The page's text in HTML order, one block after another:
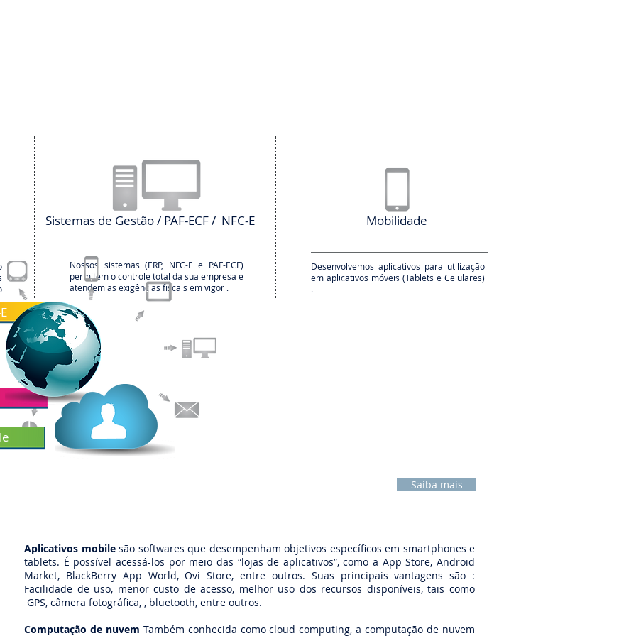
Sistemas de Gestão / PAF-ECF / NFC-E
Nossos sistemas (ERP, NFC-E e PAF-ECF)
permitem o controle total da sua empresa e
atendem as exigências fiscais em vigor .
Mobilidade
Desenvolvemos aplicativos para utilização
em aplicativos móveis (Tablets e Celulares)
.
Encontre a melhor solução para o seu
negócio.
Saiba mais
​​Aplicativos mobilesão softwares que desempenham objetivos específicos em smartphones e
tablets. É possível acessá-los por meio das “lojas de aplicativos”, como a App Store, Android
Market, BlackBerry App World, Ovi Store, entre outros. Suas principais vantagens são :
Facilidade de uso, menor custo de acesso, melhor uso dos recursos disponíveis, tais como
GPS, câmera fotográfica, , bluetooth, entre outros.
Computação de nuvem Também conhecida como cloud computing, a computação de nuvem